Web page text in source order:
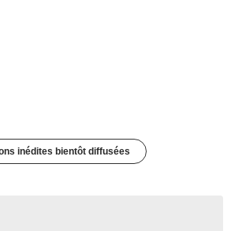
inédites bientôt diffusées